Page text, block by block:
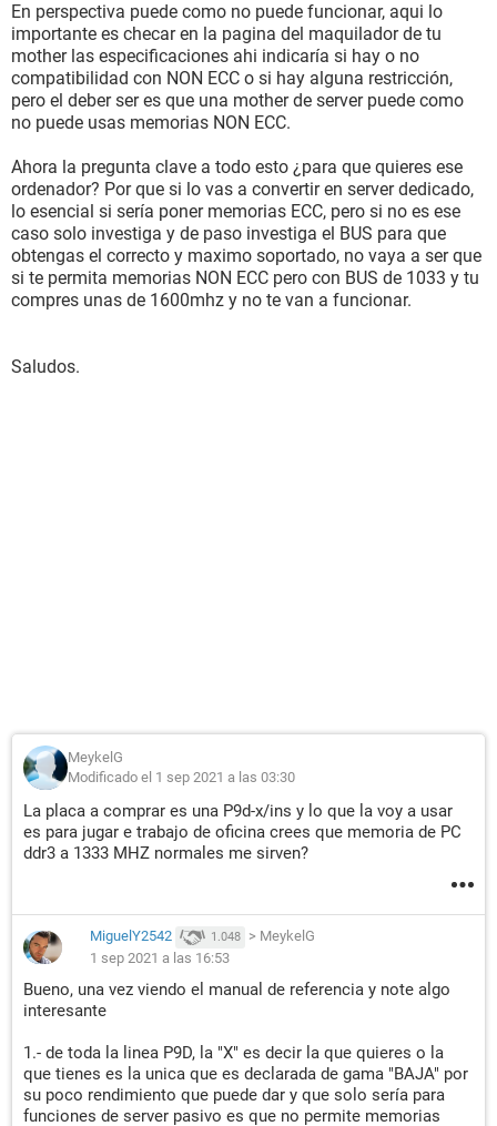
En perspectiva puede como no puede funcionar, aqui lo
importante es checar en la pagina del maquilador de tu
mother las especificaciones ahi indicaría si hay o no
compatibilidad con NON ECC o si hay alguna restricción,
pero el deber ser es que una mother de server puede como
no puede usas memorias NON ECC.
Ahora la pregunta clave a todo esto ¿para que quieres ese
ordenador? Por que si lo vas a convertir en server dedicado,
lo esencial si sería poner memorias ECC, pero si no es ese
caso solo investiga y de paso investiga el BUS para que
obtengas el correcto y maximo soportado, no vaya a ser que
si te permita memorias NON ECC pero con BUS de 1033 y tu
compres unas de 1600mhz y no te van a funcionar.
Saludos.
MeykelG
Modificado el 1 sep 2021 a las 03:30
La placa a comprar es una P9d-x/ins y lo que la voy a usar
es para jugar e trabajo de oficina crees que memoria de PC
ddr3 a 1333 MHZ normales me sirven?
MiguelY2542 1.048 > MeykelG
1 sep 2021 a las 16:53
Bueno, una vez viendo el manual de referencia y note algo
interesante
1.- de toda la linea P9D, la "X" es decir la que quieres o la
que tienes es la unica que es declarada de gama "BAJA" por
su poco rendimiento que puede dar y que solo sería para
funciones de server pasivo es que no permite memorias